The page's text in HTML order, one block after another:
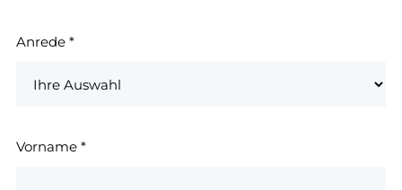
Anrede *
Vorname *